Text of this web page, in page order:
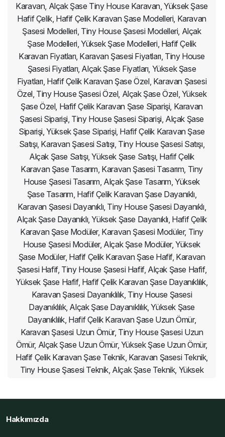
Karavan, Alçak Şase Tiny House Karavan, Yüksek Şase
Hafif Çelik, Hafif Çelik Karavan Şase Modelleri, Karavan
Şasesi Modelleri, Tiny House Şasesi Modelleri, Alçak
Şase Modelleri, Yüksek Şase Modelleri, Hafif Çelik
Karavan Fiyatları, Karavan Şasesi Fiyatları, Tiny House
Şasesi Fiyatları, Alçak Şase Fiyatları, Yüksek Şase
Fiyatları, Hafif Çelik Karavan Şase Özel, Karavan Şasesi
Özel, Tiny House Şasesi Özel, Alçak Şase Özel, Yüksek
Şase Özel, Hafif Çelik Karavan Şase Siparişi, Karavan
Şasesi Siparişi, Tiny House Şasesi Siparişi, Alçak Şase
Siparişi, Yüksek Şase Siparişi, Hafif Çelik Karavan Şase
Satışı, Karavan Şasesi Satışı, Tiny House Şasesi Satışı,
Alçak Şase Satışı, Yüksek Şase Satışı, Hafif Çelik
Karavan Şase Tasarım, Karavan Şasesi Tasarım, Tiny
House Şasesi Tasarım, Alçak Şase Tasarım, Yüksek
Şase Tasarım, Hafif Çelik Karavan Şase Dayanıklı,
Karavan Şasesi Dayanıklı, Tiny House Şasesi Dayanıklı,
Alçak Şase Dayanıklı, Yüksek Şase Dayanıklı, Hafif Çelik
Karavan Şase Modüler, Karavan Şasesi Modüler, Tiny
House Şasesi Modüler, Alçak Şase Modüler, Yüksek
Şase Modüler, Hafif Çelik Karavan Şase Hafif, Karavan
Şasesi Hafif, Tiny House Şasesi Hafif, Alçak Şase Hafif,
Yüksek Şase Hafif, Hafif Çelik Karavan Şase Dayanıklılık,
Karavan Şasesi Dayanıklılık, Tiny House Şasesi
Dayanıklılık, Alçak Şase Dayanıklılık, Yüksek Şase
Dayanıklılık, Hafif Çelik Karavan Şase Uzun Ömür,
Karavan Şasesi Uzun Ömür, Tiny House Şasesi Uzun
Ömür, Alçak Şase Uzun Ömür, Yüksek Şase Uzun Ömür,
Hafif Çelik Karavan Şase Teknik, Karavan Şasesi Teknik,
Tiny House Şasesi Teknik, Alçak Şase Teknik, Yüksek
Profesyonel, Hafif Çelik Karavan Şase Özellikleri,
Hakkımızda